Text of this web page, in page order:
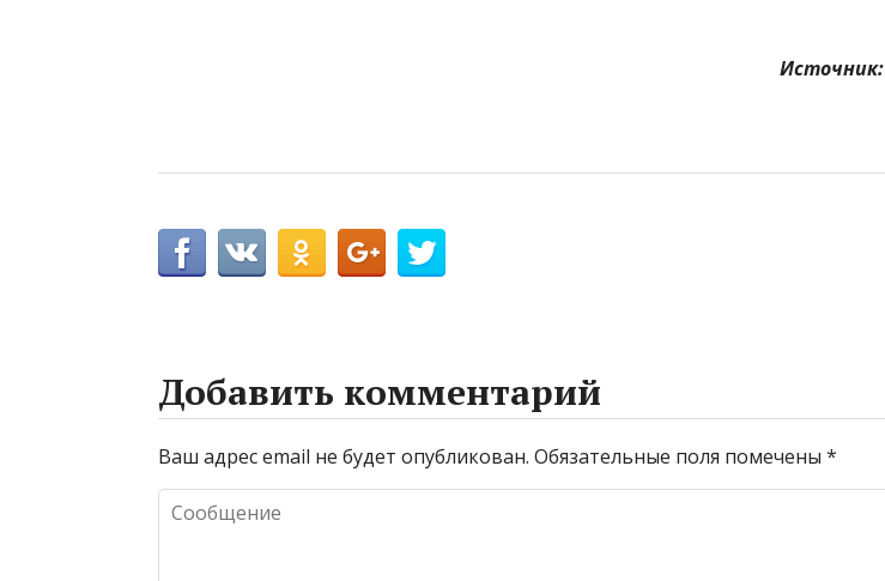
Источник:
Добавить комментарий
Ваш адрес email не будет опубликован. Обязательные поля помечены *